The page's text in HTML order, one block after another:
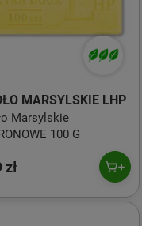
MARSYLSKIE LHP
Marsylskie
100 G
zł